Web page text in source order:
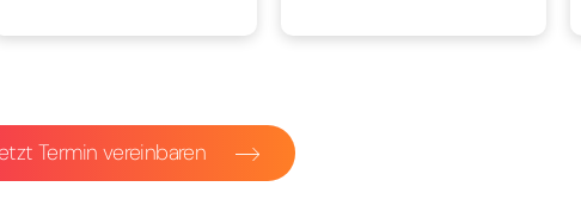
Termin vereinbaren